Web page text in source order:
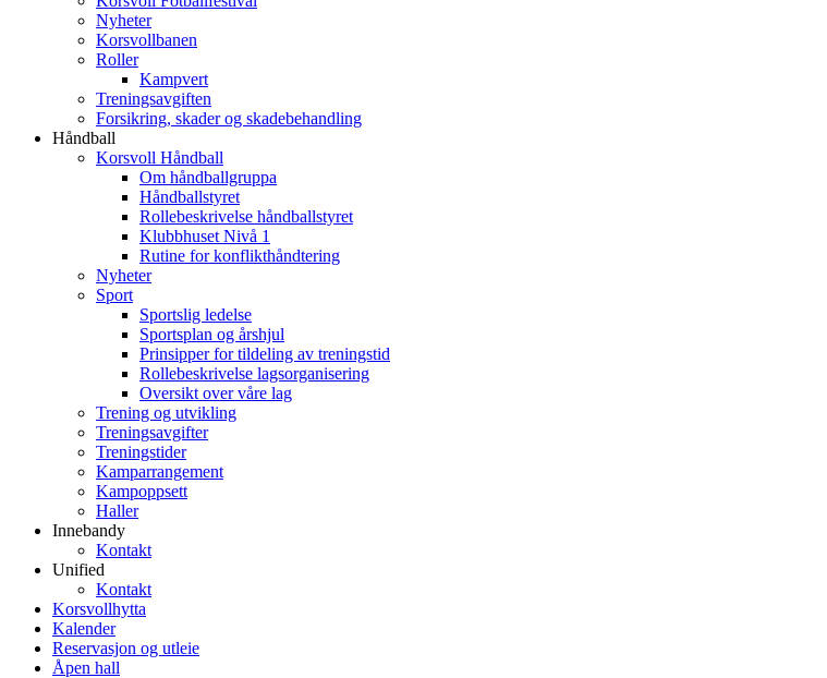
Nyheter
Korsvollbanen
Roller
Kampvert
Treningsavgiften
Forsikring, skader og skadebehandling
Håndball
Korsvoll Håndball
Om håndballgruppa
Håndballstyret
Rollebeskrivelse håndballstyret
Klubbhuset Nivå 1
Rutine for konflikthåndtering
Nyheter
Sport
Sportslig ledelse
Sportsplan og årshjul
Prinsipper for tildeling av treningstid
Rollebeskrivelse lagsorganisering
Oversikt over våre lag
Trening og utvikling
Treningsavgifter
Treningstider
Kamparrangement
Kampoppsett
Haller
Innebandy
Kontakt
Unified
Kontakt
Korsvollhytta
Kalender
Reservasjon og utleie
Åpen hall